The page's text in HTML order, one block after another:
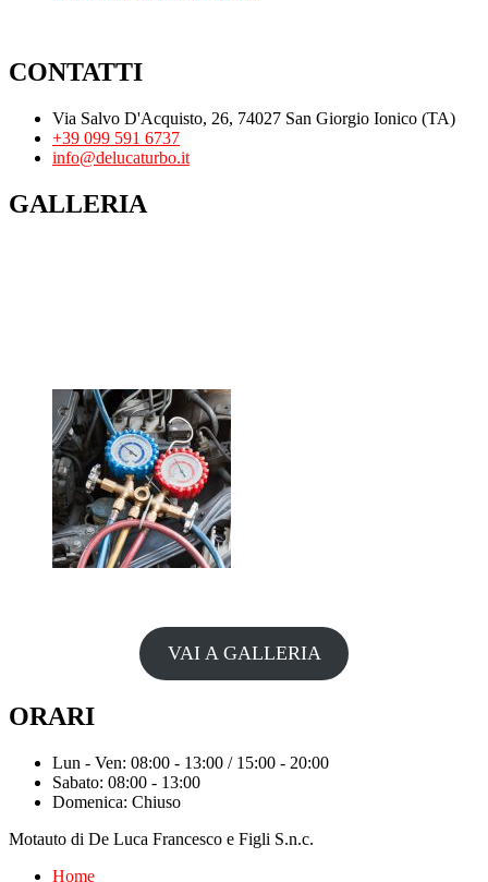
CONTATTI
Via Salvo D'Acquisto, 26, 74027 San Giorgio Ionico (TA)
+39 099 591 6737
info@delucaturbo.it
GALLERIA
VAI A GALLERIA
ORARI
Lun - Ven: 08:00 - 13:00 / 15:00 - 20:00
Sabato: 08:00 - 13:00
Domenica: Chiuso
Motauto di De Luca Francesco e Figli S.n.c.
Home